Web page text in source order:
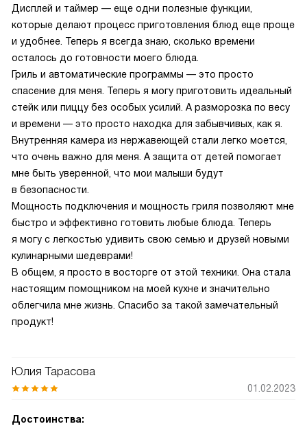
Дисплей и таймер — еще одни полезные функции,
которые делают процесс приготовления блюд еще проще
и удобнее. Теперь я всегда знаю, сколько времени
осталось до готовности моего блюда.
Гриль и автоматические программы — это просто
спасение для меня. Теперь я могу приготовить идеальный
стейк или пиццу без особых усилий. А разморозка по весу
и времени — это просто находка для забывчивых, как я.
Внутренняя камера из нержавеющей стали легко моется,
что очень важно для меня. А защита от детей помогает
мне быть уверенной, что мои малыши будут
в безопасности.
Мощность подключения и мощность гриля позволяют мне
быстро и эффективно готовить любые блюда. Теперь
я могу с легкостью удивить свою семью и друзей новыми
кулинарными шедеврами!
В общем, я просто в восторге от этой техники. Она стала
настоящим помощником на моей кухне и значительно
облегчила мне жизнь. Спасибо за такой замечательный
продукт!
Юлия Тарасова
01.02.2023
Достоинства: